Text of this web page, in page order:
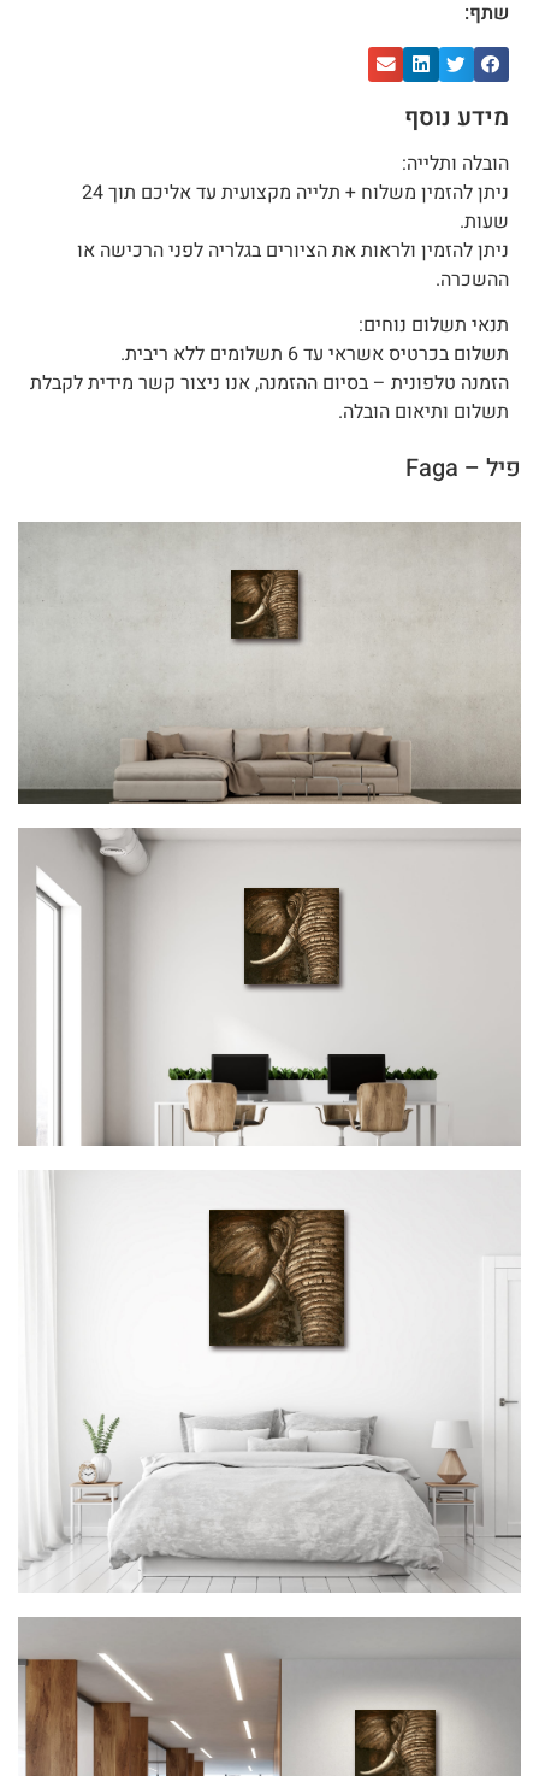
שתף:
מידע נוסף
הובלה ותלייה:
ניתן להזמין משלוח + תלייה מקצועית עד אליכם תוך 24
שעות.
ניתן להזמין ולראות את הציורים בגלריה לפני הרכישה או
ההשכרה.
תנאי תשלום נוחים:
תשלום בכרטיס אשראי עד 6 תשלומים ללא ריבית.
הזמנה טלפונית – בסיום ההזמנה, אנו ניצור קשר מידית לקבלת
תשלום ותיאום הובלה.
פיל – Faga